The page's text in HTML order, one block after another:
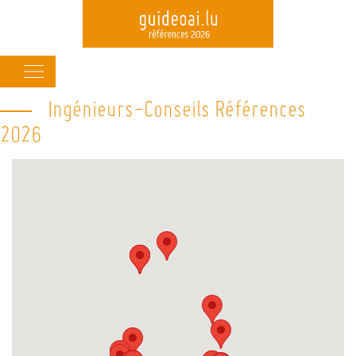
Skip
to
content
navigation
Ingénieurs-Conseils Références
2026